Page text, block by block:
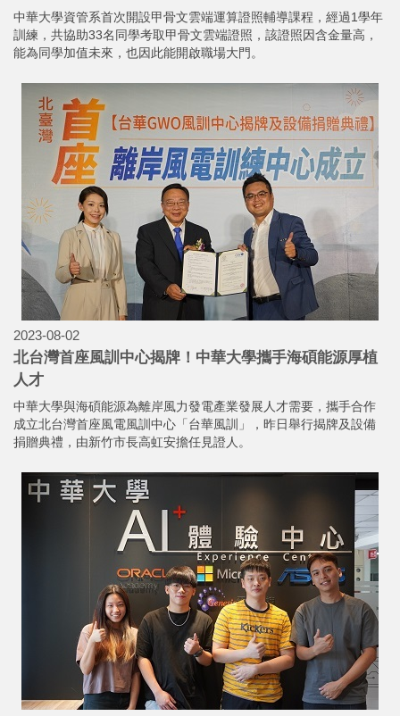
中華大學資管系首次開設甲骨文雲端運算證照輔導課程，經過1學年
訓練，共協助33名同學考取甲骨文雲端證照，該證照因含金量高，
能為同學加值未來，也因此能開啟職場大門。
2023-08-02
北台灣首座風訓中心揭牌！中華大學攜手海碩能源厚植
人才
中華大學與海碩能源為離岸風力發電產業發展人才需要，攜手合作
成立北台灣首座風電風訓中心「台華風訓」，昨日舉行揭牌及設備
捐贈典禮，由新竹市長高虹安擔任見證人。